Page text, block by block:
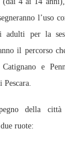
l’uso
adulti per la
il percorso
e
della città
ruote: